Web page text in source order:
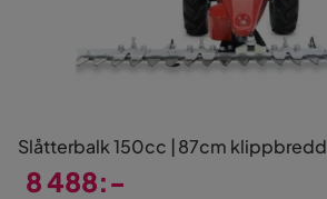
Slåtterbalk 150cc | 87cm klippbredd
8 488:-